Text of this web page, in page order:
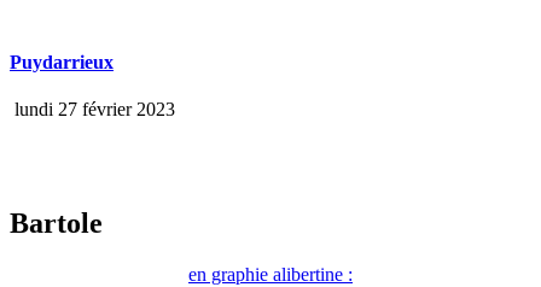
Puydarrieux
lundi 27 février 2023
Bartole
en graphie alibertine :